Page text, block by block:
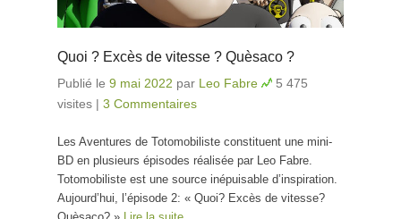
Quoi ? Excès de vitesse ? Quèsaco ?
Publié le 9 mai 2022 par Leo Fabre
5 475
visites | 3 Commentaires
Les Aventures de Totomobiliste constituent une mini-
BD en plusieurs épisodes réalisée par Leo Fabre.
Totomobiliste est une source inépuisable d’inspiration.
Aujourd’hui, l’épisode 2: « Quoi? Excès de vitesse?